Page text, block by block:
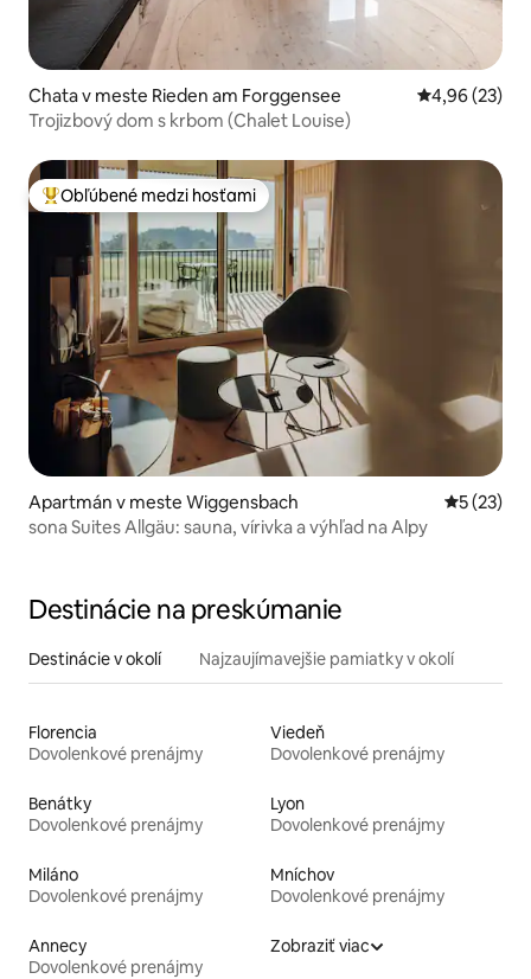
Chata v meste Rieden am Forggensee Priemerné
4,96 (23)
Trojizbový dom s krbom (Chalet Louise)
Najobľúbenejšie medzi hosťami
Obľúbené medzi hosťami
Apartmán v meste Wiggensbach
5 (23)
sona Suites Allgäu: sauna, vírivka a výhľad na Alpy
Destinácie na preskúmanie
Destinácie v okolí Najzaujímavejšie pamiatky v okolí
Florencia
Dovolenkové prenájmy
Viedeň
Dovolenkové prenájmy
Benátky
Dovolenkové prenájmy
Lyon
Dovolenkové prenájmy
Miláno
Dovolenkové prenájmy
Mníchov
Dovolenkové prenájmy
Annecy
Dovolenkové prenájmy
Zobraziť viac